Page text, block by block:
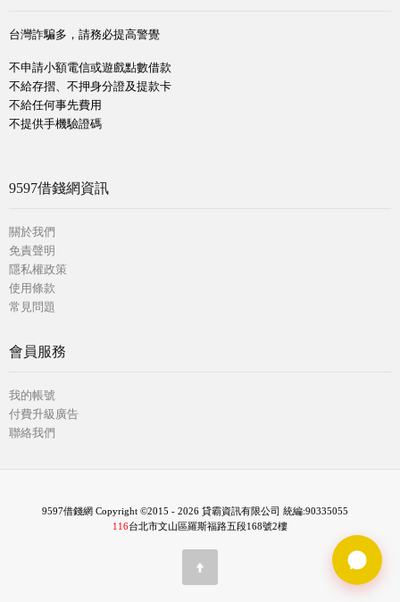
台灣詐騙多，請務必提高警覺
不申請小額電信或遊戲點數借款
不給存摺、不押身分證及提款卡
不給任何事先費用
不提供手機驗證碼
9597借錢網資訊
關於我們
免責聲明
隱私權政策
使用條款
常見問題
會員服務
我的帳號
付費升級廣告
聯絡我們
9597借錢網 Copyright ©2015 - 2026 貸霸資訊有限公司 統編:90335055
116台北市文山區羅斯福路五段168號2樓